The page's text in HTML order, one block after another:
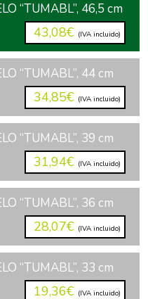
“TUMABL”, 46,5 cm
43,08€ (IVA incluido)
“TUMABL”, 44 cm
34,85€ (IVA incluido)
“TUMABL”, 39 cm
31,94€ (IVA incluido)
“TUMABL”, 36 cm
28,07€ (IVA incluido)
“TUMABL”, 33 cm
19,36€ (IVA incluido)